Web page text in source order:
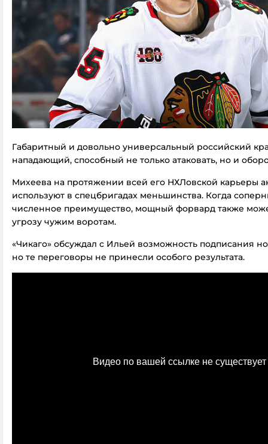
Габаритный и довольно универсальный российский
нападающий, способный не только атаковать, но и
Михеева на протяжении всей его НХЛовской карьеры
используют в спецбригадах меньшинства. Когда
численное преимущество, мощный форвард также
угрозу чужим воротам.
«Чикаго» обсуждал с Ильей возможность подписания
но те переговоры не принесли особого результата.